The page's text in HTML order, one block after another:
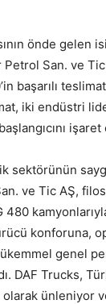
önde gelen
San. ve Tic
başarılı
iki endüstri
işaret
sektörünün
ve Tic AŞ,
480
konforuna,
genel
DAF Trucks,
ünleniyor